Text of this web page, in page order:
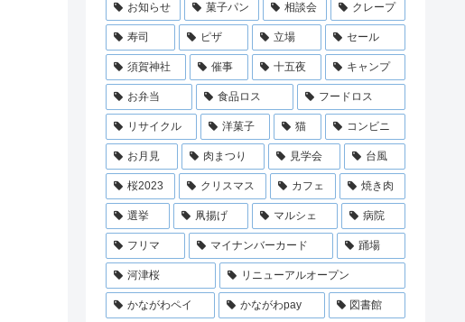
お知らせ 菓子パン 相談会 クレープ
寿司 ピザ 立場 セール
須賀神社 催事 十五夜 キャンプ
お弁当 食品ロス フードロス
リサイクル 洋菓子 猫 コンビニ
お月見 肉まつり 見学会 台風
桜2023 クリスマス カフェ 焼き肉
選挙 凧揚げ マルシェ 病院
フリマ マイナンバーカード 踊場
河津桜 リニューアルオープン
かながわペイ かながわpay 図書館